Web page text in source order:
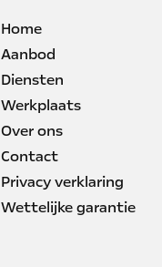
Home
Aanbod
Diensten
Werkplaats
Over ons
Contact
Privacy verklaring
Wettelijke garantie